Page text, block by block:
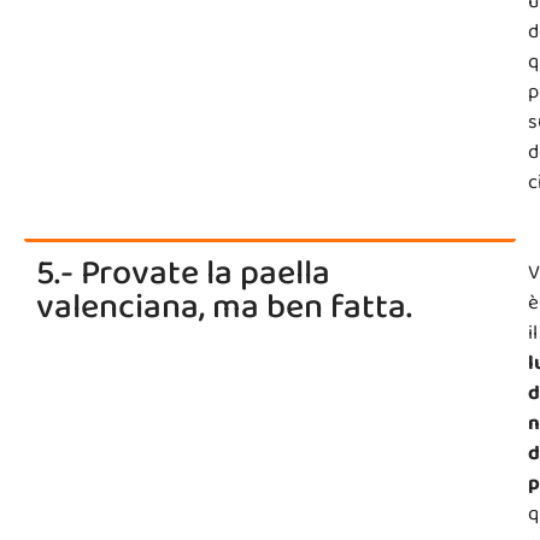
5.- Provate la paella
valenciana, ma ben fatta.
è
il